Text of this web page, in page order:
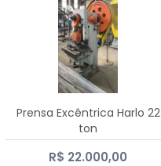
Prensa Excêntrica Harlo 22
ton
R$ 22.000,00